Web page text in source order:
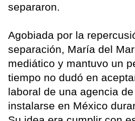
separaron.
Agobiada por la
separación, María del
mediático y mantuvo un
tiempo no dudó en
laboral de una agencia
instalarse en México